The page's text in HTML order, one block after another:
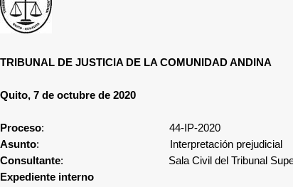
TRIBUNAL DE JUSTICIA DE LA COMUNIDAD ANDINA
Quito, 7 de octubre de 2020
Proceso: 44-IP-2020
Asunto: Interpretación prejudicial
Consultante: Sala Civil del Tribunal Superior del
Expediente interno